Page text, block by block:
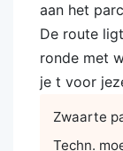
aan het
De route
ronde met
je t voor
Zwaarte
Techn.